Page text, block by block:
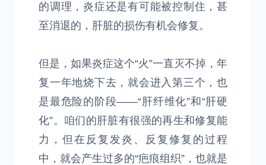
的调理，炎症还是有可能被控制住，甚
至消退的，肝脏的损伤有机会修复。
但是，如果炎症这个“火”一直灭不掉，年
复一年地烧下去，就会进入第三个，也
是最危险的阶段——“肝纤维化”和“肝硬
化”。咱们的肝脏有很强的再生和修复能
力，但在反复发炎、反复修复的过程
中，就会产生过多的“疤痕组织”，也就是